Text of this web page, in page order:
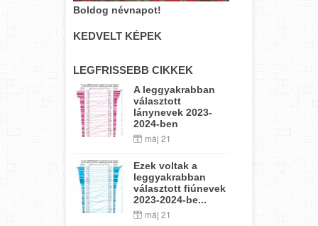
Boldog névnapot!
KEDVELT KÉPEK
LEGFRISSEBB CIKKEK
A leggyakrabban
választott
lánynevek 2023-
2024-ben
máj 21
Ezek voltak a
leggyakrabban
választott fiúnevek
2023-2024-be...
máj 21